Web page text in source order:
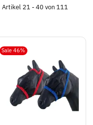
Artikel 21 - 40 von 111
Sale 46%